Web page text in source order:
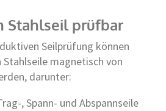
Stahlseil prüfbar
Seilprüfung können
magnetisch von
darunter:
, Spann- und Abspannseile